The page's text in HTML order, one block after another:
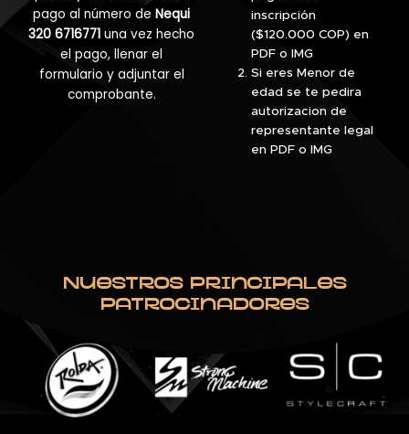
pago al número de Nequi
320 6716771 una vez hecho
el pago, llenar el
formulario y adjuntar el
comprobante.
inscripción
($120.000 COP) en
PDF o IMG
Si eres Menor de
edad se te pedira
autorizacion de
representante legal
en PDF o IMG
Nuestros Principales
Patrocinadores